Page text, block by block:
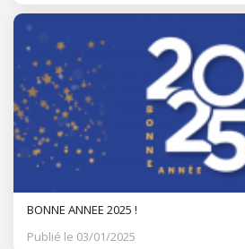
BONNE ANNEE 2025 !
Publié le 03/01/2025